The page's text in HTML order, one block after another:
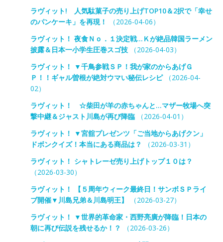
ラヴィット! 人気駄菓子の売り上げTOP10＆2択で「幸せ
のパンケーキ」を再現！
（2026-04-06）
ラヴィット！ 夜食Ｎｏ．１決定戦…Ｋが絶品韓国ラーメン
披露＆日本一小学生圧巻スゴ技（2026-04-03）
ラヴィット！ ▼千鳥参戦ＳＰ！我が家のからあげＧ
Ｐ！！ギャル曽根が絶対ウマい秘伝レシピ（2026-04-
02）
ラヴィット！ ☆柴田が羊の赤ちゃんと…マザー牧場へ突
撃中継＆ジャスト川島が再び降臨（2026-04-01）
ラヴィット！ ▼宮舘プレゼンツ「ご当地からあげクン」
ドボンクイズ！本当にある商品は？
（2026-03-31）
ラヴィット！ シャトレーゼ売り上げトップ１０は？
（2026-03-30）
ラヴィット！ 【５周年ウィーク最終日！サンボＳＰライ
ブ開催▼川島兄弟＆川島明王】
（2026-03-27）
ラヴィット！ ▼世界的革命家・西野亮廣が降臨！日本の
朝に再び伝説を残せるか！？
（2026-03-26）